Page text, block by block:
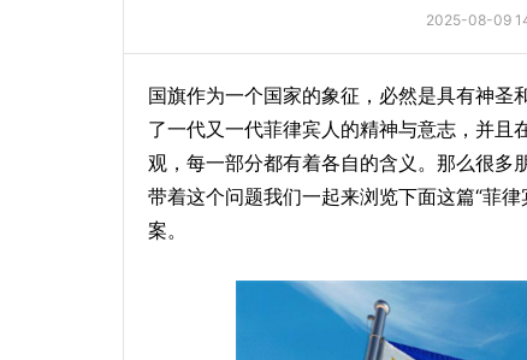
2025-08-09
国旗作为一个国家的象征，必然是具有神
了一代又一代菲律宾人的精神与意志，并且
观，每一部分都有着各自的含义。那么很多
带着这个问题我们一起来浏览下面这篇“菲
案。